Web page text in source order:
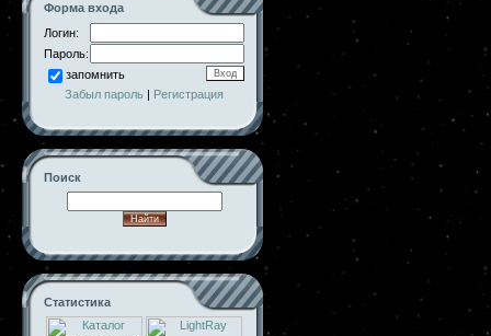
Форма входа
Логин:
Пароль:
запомнить
Забыл пароль | Регистрация
Поиск
Статистика